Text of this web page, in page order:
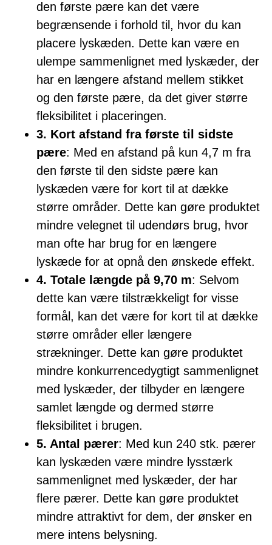
den første pære kan det være
begrænsende i forhold til, hvor du kan
placere lyskæden. Dette kan være en
ulempe sammenlignet med lyskæder, der
har en længere afstand mellem stikket
og den første pære, da det giver større
fleksibilitet i placeringen.
3. Kort afstand fra første til sidste
pære: Med en afstand på kun 4,7 m fra
den første til den sidste pære kan
lyskæden være for kort til at dække
større områder. Dette kan gøre produktet
mindre velegnet til udendørs brug, hvor
man ofte har brug for en længere
lyskæde for at opnå den ønskede effekt.
4. Totale længde på 9,70 m: Selvom
dette kan være tilstrækkeligt for visse
formål, kan det være for kort til at dække
større områder eller længere
strækninger. Dette kan gøre produktet
mindre konkurrencedygtigt sammenlignet
med lyskæder, der tilbyder en længere
samlet længde og dermed større
fleksibilitet i brugen.
5. Antal pærer: Med kun 240 stk. pærer
kan lyskæden være mindre lysstærk
sammenlignet med lyskæder, der har
flere pærer. Dette kan gøre produktet
mindre attraktivt for dem, der ønsker en
mere intens belysning.